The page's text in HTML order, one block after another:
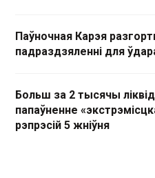
Паўночная Карэя
падраздзяленні для
Больш за 2 тысячы
папаўненне
рэпрэсій 5 жніўня